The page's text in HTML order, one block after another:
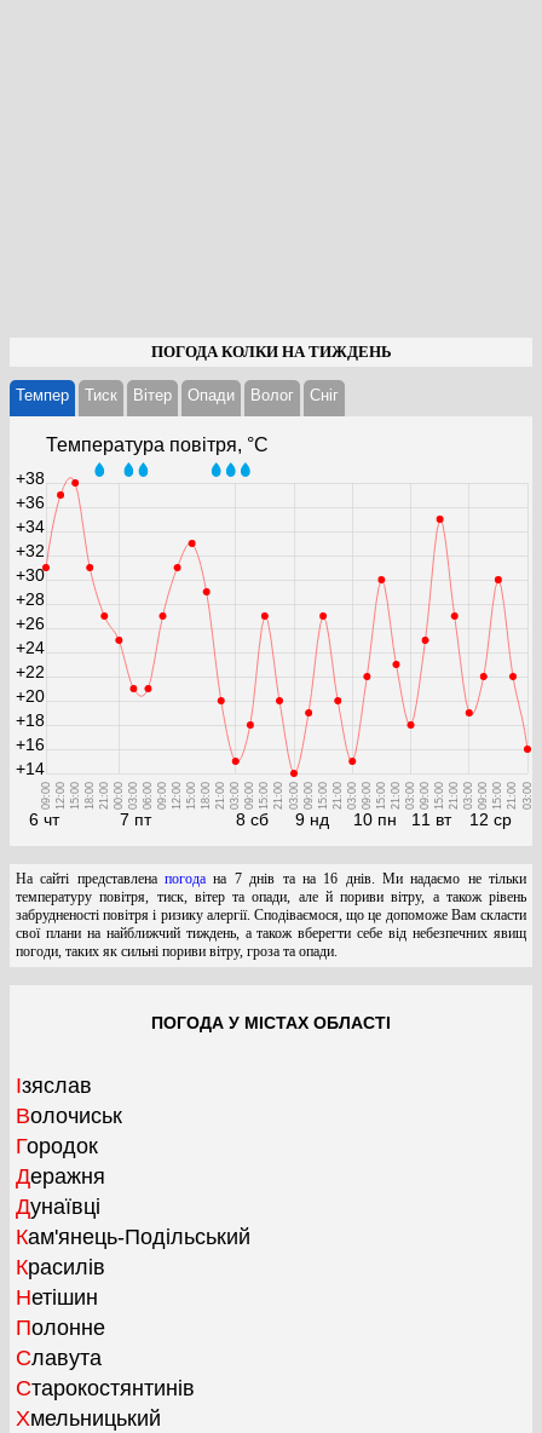
ПОГОДА КОЛКИ НА ТИЖДЕНЬ
Темпер Тиск Вітер Опади Волог Cніг
Температура повітря, °С
6 чт
09:00 12:00 15:00 18:00 21:00
7 пт
00:00 03:00 06:00 09:00 12:00 15:00 18:00 21:00
8 сб
03:00 09:00 15:00 21:00
9 нд
03:00 09:00 15:00 21:00
10 пн
03:00 09:00 15:00 21:00
11 вт
03:00 09:00 15:00 21:00
12 ср
03:00 09:00 15:00 21:00 03:00
+14
+16
+18
+20
+22
+24
+26
+28
+30
+32
+34
+36
+38
На сайті представленапогода на 7 днів та на 16 днів. Ми надаємо не тільки
температуру повітря, тиск, вітер та опади, але й пориви вітру, а також рівень
забрудненості повітря і ризику алергії. Сподіваємося, що це допоможе Вам скласти
свої плани на найближчий тиждень, а також вберегти себе від небезпечних явищ
погоди, таких як сильні пориви вітру, гроза та опади.
ПОГОДА У МІСТАХ ОБЛАСТІ
Ізяслав
Волочиськ
Городок
Деражня
Дунаївці
Кам'янець-Подільський
Красилів
Нетішин
Полонне
Славута
Старокостянтинів
Хмельницький